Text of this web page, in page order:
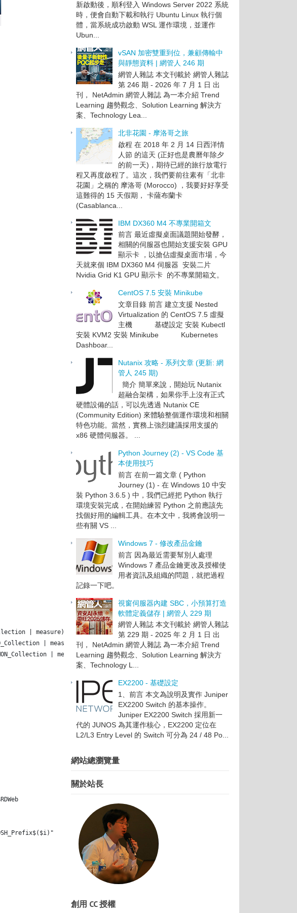
| measure).Count
| measure).Count
| measure).Count
$RDWeb
新啟動後，順利登入 Windows Server 2022 系統
時，便會自動下載和執行 Ubuntu Linux 執行個
體，當系統成功啟動 WSL 運作環境，並運作
Ubun...
vSAN 加密雙重到位，兼顧傳輸中
與靜態資料 | 網管人 246 期
網管人雜誌 本文刊載於 網管人雜誌
第 246 期 - 2026 年 7 月 1 日 出
刊， NetAdmin 網管人雜誌 為一本介紹 Trend
Learning 趨勢觀念、Solution Learning 解決方
案、Technology Lea...
北非花園 - 摩洛哥之旅
啟程 在 2018 年 2 月 14 日西洋情
人節 的這天 (正好也是農曆年除夕
的前一天)，期待已經的旅行放電行
程又再度啟程了。這次，我們要前往素有「北非
花園」之稱的 摩洛哥 (Morocco) ，我要好好享受
這難得的 15 天假期， 卡薩布蘭卡
(Casablanca...
IBM DX360 M4 不專業開箱文
前言 最近虛擬桌面議題開始發酵，
相關的伺服器也開始支援安裝 GPU
顯示卡 ，以搶佔虛擬桌面市場，今
天就來個 IBM DX360 M4 伺服器 安裝二片
Nvidia Grid K1 GPU 顯示卡 的不專業開箱文。
CentOS 7.5 安裝 Minikube
文章目錄 前言 建立支援 Nested
Virtualization 的 CentOS 7.5 虛擬
主機 基礎設定 安裝 Kubectl
安裝 KVM2 安裝 Minikube Kubernetes
Dashboar...
Nutanix 攻略 - 系列文章 (更新: 網
管人 245 期)
簡介 簡單來說，開始玩 Nutanix
超融合架構，如果你手上沒有正式
硬體設備的話，可以先透過 Nutanix CE
(Community Edition) 來體驗整個運作環境和相關
特色功能。當然，實務上強烈建議採用支援的
x86 硬體伺服器。 ...
Python Journey (2) - VS Code 基
本使用技巧
前言 在前一篇文章 ( Python
Journey (1) - 在 Windows 10 中安
裝 Python 3.6.5 ) 中，我們已經把 Python 執行
環境安裝完成，在開始練習 Python 之前應該先
找個好用的編輯工具。在本文中，我將會說明一
些有關 VS ...
Windows 7 - 修改產品金鑰
前言 因為最近需要幫別人處理
Windows 7 產品金鑰更改及授權使
用者資訊及組織的問題，就把過程
記錄一下吧。
視窗伺服器內建 SBC，小預算打造
軟體定義儲存 | 網管人 229 期
網管人雜誌 本文刊載於 網管人雜誌
第 229 期 - 2025 年 2 月 1 日 出
刊， NetAdmin 網管人雜誌 為一本介紹 Trend
Learning 趨勢觀念、Solution Learning 解決方
案、Technology L...
EX2200 - 基礎設定
1、前言 本文為說明及實作 Juniper
EX2200 Switch 的基本操作。
Juniper EX2200 Switch 採用新一
代的 JUNOS 為其運作核心，EX2200 定位在
L2/L3 Entry Level 的 Switch 可分為 24 / 48 Po...
網站總瀏覽量
關於站長
創用 CC 授權